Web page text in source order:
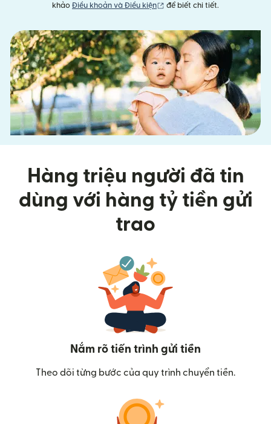
khảo Điều khoản và Điều kiện (mở trong cửa sổ mới)
để biết chi tiết.
Hàng triệu người đã tin
dùng với hàng tỷ tiền gửi
trao
Nắm rõ tiến trình gửi tiền
Theo dõi từng bước của quy trình chuyển tiền.